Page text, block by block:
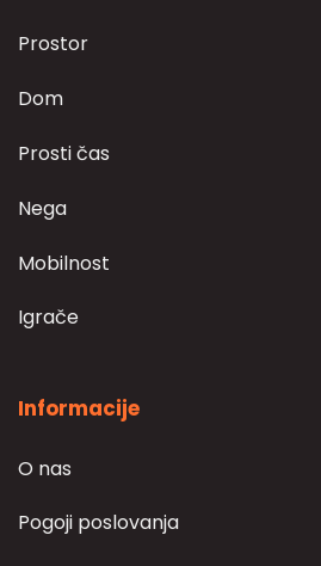
Prostor
Dom
Prosti čas
Nega
Mobilnost
Igrače
Informacije
O nas
Pogoji poslovanja